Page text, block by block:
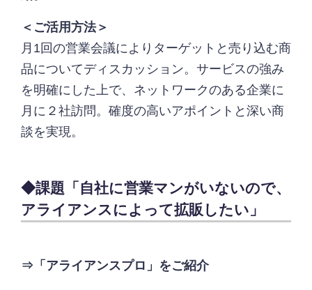
＜ご活用方法＞
月1回の営業会議によりターゲットと売り込む商
品についてディスカッション。サービスの強み
を明確にした上で、ネットワークのある企業に
月に２社訪問。確度の高いアポイントと深い商
談を実現。
◆課題「自社に営業マンがいないので、
アライアンスによって拡販したい」
⇒「アライアンスプロ」をご紹介